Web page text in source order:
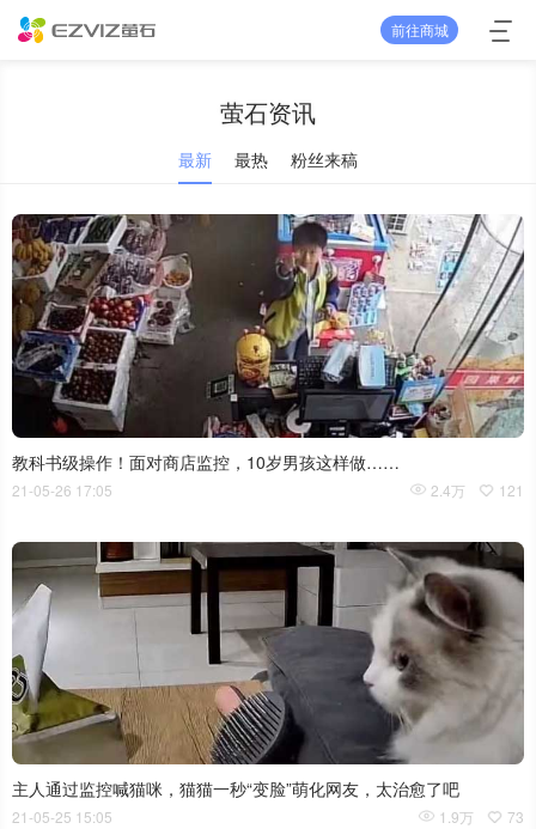
前往商城
萤石资讯
最新 最热 粉丝来稿
教科书级操作！面对商店监控，10岁男孩这样做……
2.4万 121
21-05-26 17:05
主人通过监控喊猫咪，猫猫一秒“变脸”萌化网友，太治愈了吧
1.9万 73
21-05-25 15:05